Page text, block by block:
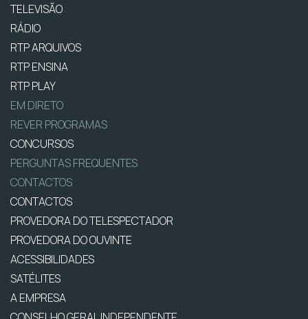
TELEVISÃO
RÁDIO
RTP ARQUIVOS
RTP ENSINA
RTP PLAY
EM DIRETO
REVER PROGRAMAS
CONCURSOS
PERGUNTAS FREQUENTES
CONTACTOS
CONTACTOS
PROVEDORA DO TELESPECTADOR
PROVEDORA DO OUVINTE
ACESSIBILIDADES
SATÉLITES
A EMPRESA